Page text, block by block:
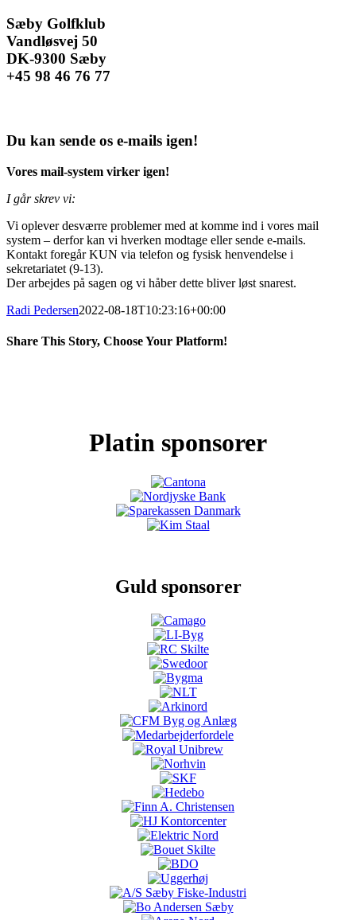
Facebook
Instagram
E-
mail
Sæby Golfklub
Vandløsvej 50
DK-9300 Sæby
+45 98 46 76 77
Du kan sende os e-mails igen!
Vores mail-system virker igen!
I går skrev vi:
Vi oplever desværre problemer med at komme ind i vores mail
system – derfor kan vi hverken modtage eller sende e-mails.
Kontakt foregår KUN via telefon og fysisk henvendelse i
sekretariatet (9-13).
Der arbejdes på sagen og vi håber dette bliver løst snarest.
Radi Pedersen2022-08-18T10:23:16+00:00
Share This Story, Choose Your Platform!
Platin sponsorer
Guld sponsorer